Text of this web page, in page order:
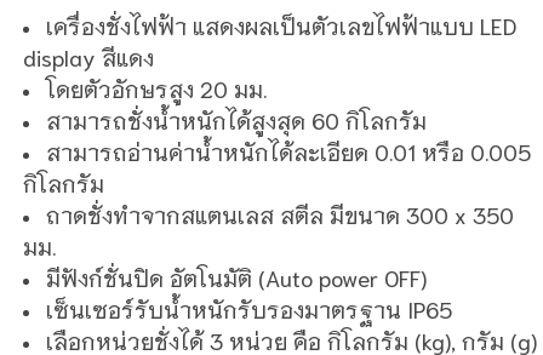
เครื่องชั่งไฟฟ้า แสดงผลเป็นตัวเลขไฟฟ้าแบบ LED
display สีแดง
โดยตัวอักษรสูง 20 มม.
สามารถชั่งน้ำหนักได้สูงสุด 60 กิโลกรัม
สามารถอ่านค่าน้ำหนักได้ละเอียด 0.01 หรือ 0.005
กิโลกรัม
ถาดชั่งทำจากสแตนเลส สตีล มีขนาด 300 x 350
มม.
มีฟังก์ชั่นปิด อัตโนมัติ (Auto power OFF)
เซ็นเซอร์รับน้ำหนักรับรองมาตรฐาน IP65
เลือกหน่วยชั่งได้ 3 หน่วย คือ กิโลกรัม (kg), กรัม (g)